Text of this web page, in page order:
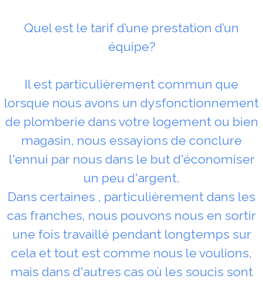
Quel est le tarif d’une prestation d’un
équipe?
Il est particulièrement commun que
lorsque nous avons un dysfonctionnement
de plomberie dans votre logement ou bien
magasin, nous essayions de conclure
l'ennui par nous dans le but d'économiser
un peu d'argent.
Dans certaines , particulièrement dans les
cas franches, nous pouvons nous en sortir
une fois travaillé pendant longtemps sur
cela et tout est comme nous le voulions,
mais dans d'autres cas où les soucis sont